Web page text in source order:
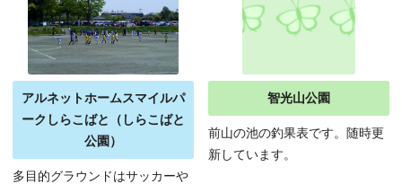
アルネットホームスマイルパ
ークしらこばと（しらこばと
公園）
多目的グラウンドはサッカーや
智光山公園
前山の池の釣果表です。随時更
新しています。